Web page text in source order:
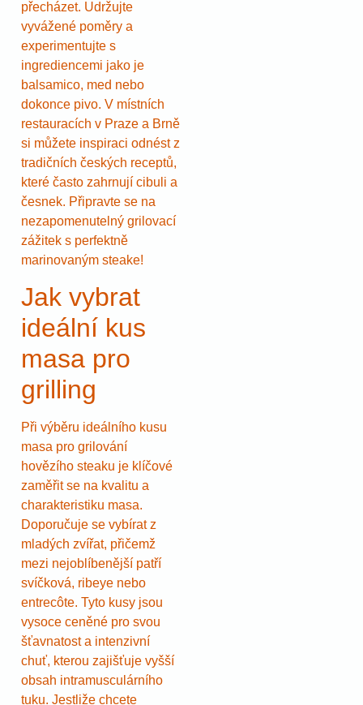
přecházet. Udržujte
vyvážené poměry a
experimentujte s
ingrediencemi jako je
balsamico, med nebo
dokonce pivo. V místních
restauracích v Praze a Brně
si můžete inspiraci odnést z
tradičních českých receptů,
které často zahrnují cibuli a
česnek. Připravte se na
nezapomenutelný grilovací
zážitek s perfektně
marinovaným steake!
Jak vybrat
ideální kus
masa pro
grilling
Při výběru ideálního kusu
masa pro grilování
hovězího steaku je klíčové
zaměřit se na kvalitu a
charakteristiku masa.
Doporučuje se vybírat z
mladých zvířat, přičemž
mezi nejoblíbenější patří
svíčková, ribeye nebo
entrecôte. Tyto kusy jsou
vysoce ceněné pro svou
šťavnatost a intenzivní
chuť, kterou zajišťuje vyšší
obsah intramusculárního
tuku. Jestliže chcete